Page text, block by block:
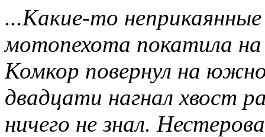
...Какие-то
мотопехота покатила
Комкор повернул на
двадцати нагнал хвост
ничего не знал.